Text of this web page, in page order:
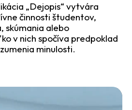
„Dejopis“ vytvára
činnosti študentov,
skúmania alebo
v nich spočíva predpoklad
minulosti.